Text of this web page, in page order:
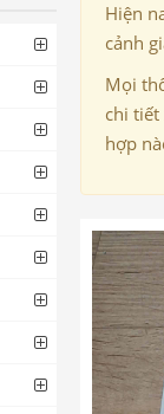
Hiện
cảnh
Mọi
chi tiết
hợp